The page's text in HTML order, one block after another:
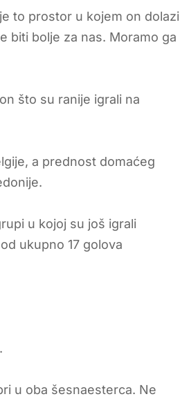
to prostor u kojem on dolazi
biti bolje za nas. Moramo ga
što su ranije igrali na
a prednost domaćeg
u kojoj su još igrali
ukupno 17 golova
u oba šesnaesterca. Ne